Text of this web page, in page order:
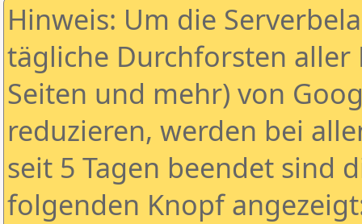
Hinweis: Um die
tägliche Durchforsten aller
Seiten und mehr) von
reduzieren, werden bei
seit 5 Tagen beendet sind
folgenden Knopf